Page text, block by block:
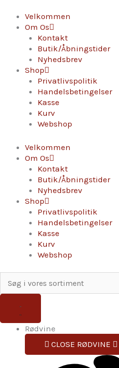
indholdet
Velkommen
Om Os
Kontakt
Butik/Åbningstider
Nyhedsbrev
Shop
Privatlivspolitik
Handelsbetingelser
Kasse
Kurv
Webshop
Velkommen
Om Os
Kontakt
Butik/Åbningstider
Nyhedsbrev
Shop
Privatlivspolitik
Handelsbetingelser
Kasse
Kurv
Webshop
Rødvine
CLOSE RØDVINE
Demoiselles,
antal